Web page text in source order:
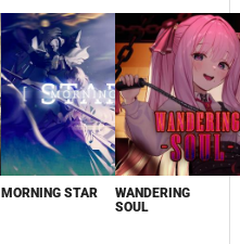
MORNING STAR
WANDERING
SOUL